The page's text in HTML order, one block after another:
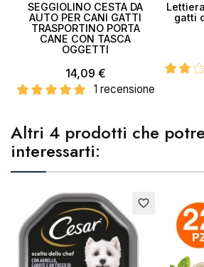
SEGGIOLINO CESTA DA
AUTO PER CANI GATTI
TRASPORTINO PORTA
CANE CON TASCA
OGGETTI
14,09 €
1 recensione
gatti
Altri 4 prodotti che
interessarti:
favorite_border